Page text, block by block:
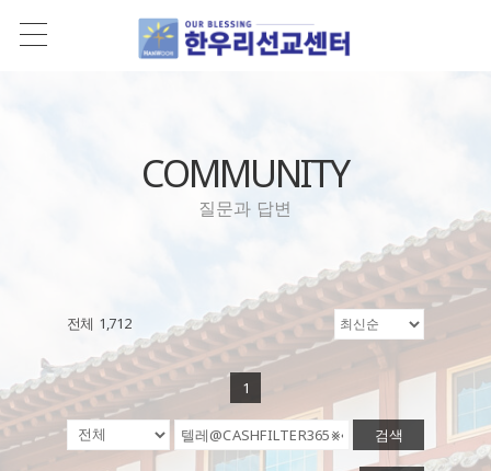
COMMUNITY
질문과 답변
전체 1,712
1
검색